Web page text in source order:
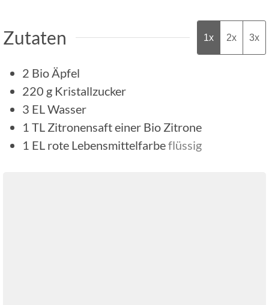
Zutaten 1x 2x 3x
2 Bio Äpfel
220 g Kristallzucker
3 ELWasser
1 TL Zitronensaft einer Bio Zitrone
1 EL rote Lebensmittelfarbeflüssig